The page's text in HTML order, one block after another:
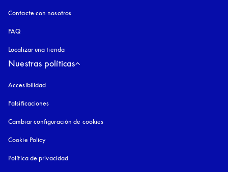
Contacte con nosotros
FAQ
Localizar una tienda
Nuestras políticas
Accesibilidad
Falsificaciones
Cambiar configuración de cookies
Cookie Policy
Política de privacidad